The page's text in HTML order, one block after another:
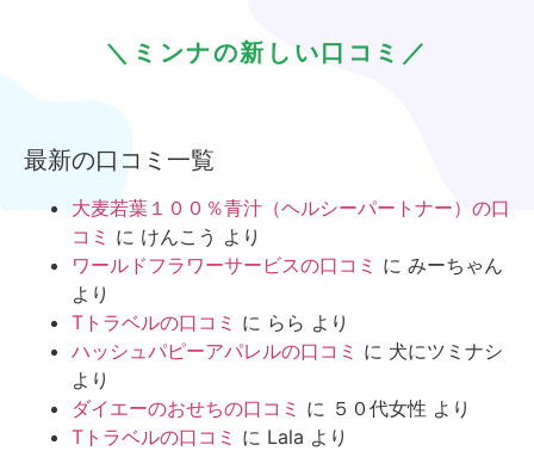
＼ミンナの新しい口コミ／
最新の口コミ一覧
大麦若葉１００％青汁（ヘルシーパートナー）の口
コミ に けんこう より
ワールドフラワーサービスの口コミ に みーちゃん
より
Tトラベルの口コミ に らら より
ハッシュパピーアパレルの口コミ に 犬にツミナシ
より
ダイエーのおせちの口コミ に ５０代女性 より
Tトラベルの口コミ に Lala より